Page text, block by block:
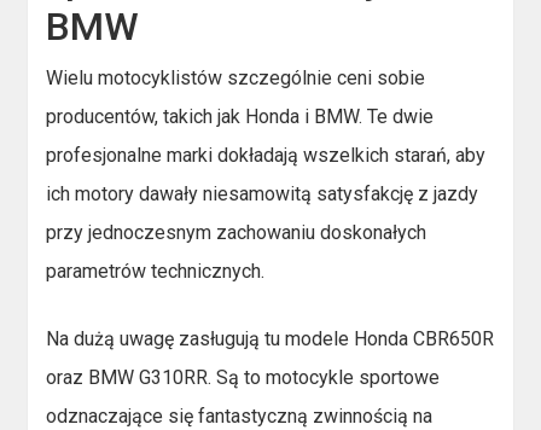
BMW
Wielu motocyklistów szczególnie ceni sobie
producentów, takich jak Honda i BMW. Te dwie
profesjonalne marki dokładają wszelkich starań, aby
ich motory dawały niesamowitą satysfakcję z jazdy
przy jednoczesnym zachowaniu doskonałych
parametrów technicznych.
Na dużą uwagę zasługują tu modele Honda CBR650R
oraz BMW G310RR. Są to motocykle sportowe
odznaczające się fantastyczną zwinnością na